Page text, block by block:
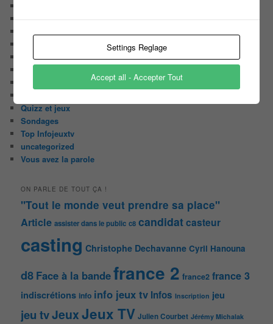
Les pages réservées aux abonnées
Les Portraits de Fannette
Malika la Fouine
Non classé
On a testé pour vous
Quizz et jeux
Sondages
Top Infojeuxtv
uncategorized
Vous avez la parole
ON PARLE DE TOUT ÇA !
"Tout le monde veut prendre sa place"
Article assister dans le public c8 candidatcasteur
casting Christophe Dechavanne Cyril Hanouna
d8 Face à la bandefrance 2 france2 france 3
indiscrétions info info jeux tv Infos Inscription jeu
jeu tvJeuxJeux TV Julien Courbet Jérémy Michalak
Settings Reglage
Accept all - Accepter Tout